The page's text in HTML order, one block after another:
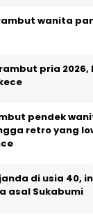
wanita
pria 2026,
pendek
retro yang
di usia 40,
asal Sukabumi